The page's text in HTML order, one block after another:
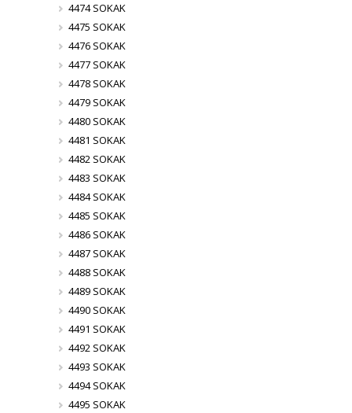
4474 SOKAK
4475 SOKAK
4476 SOKAK
4477 SOKAK
4478 SOKAK
4479 SOKAK
4480 SOKAK
4481 SOKAK
4482 SOKAK
4483 SOKAK
4484 SOKAK
4485 SOKAK
4486 SOKAK
4487 SOKAK
4488 SOKAK
4489 SOKAK
4490 SOKAK
4491 SOKAK
4492 SOKAK
4493 SOKAK
4494 SOKAK
4495 SOKAK